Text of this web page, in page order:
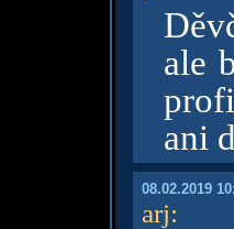
ale
ani
08.02.2019
arj: